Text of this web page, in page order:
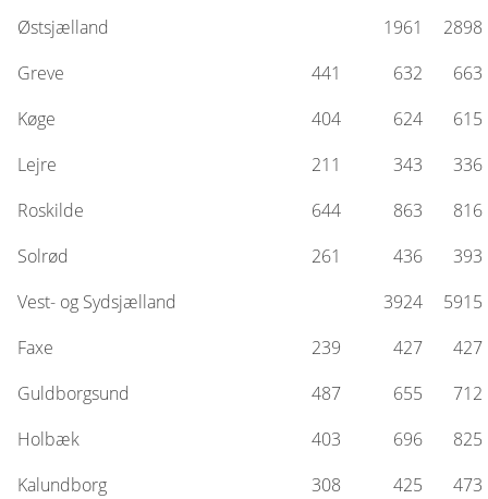
Østsjælland
1961
2898
Greve
441 632
663
Køge
404 624
615
Lejre
211 343
336
Roskilde
644 863
816
Solrød
261 436
393
Vest- og Sydsjælland
3924
5915
Faxe
239 427
427
Guldborgsund
487 655
712
Holbæk
403 696
825
Kalundborg
308 425
473